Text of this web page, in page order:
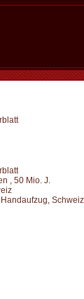
, 50 Mio. J.
Schweiz